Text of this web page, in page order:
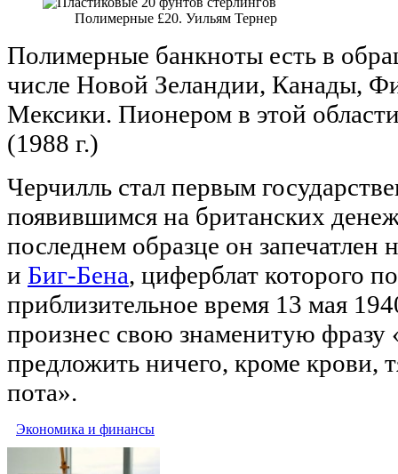
Полимерные £20. Уильям Тернер
Полимерные банкноты есть в
числе Новой Зеландии, Канады,
Мексики. Пионером в этой
(1988 г.)
Черчилль стал первым
появившимся на британских
последнем образце он запечатлен
и Биг-Бена, циферблат которого
приблизительное время 13 мая
произнес свою знаменитую фразу
предложить ничего, кроме крови,
пота».
Экономика и финансы